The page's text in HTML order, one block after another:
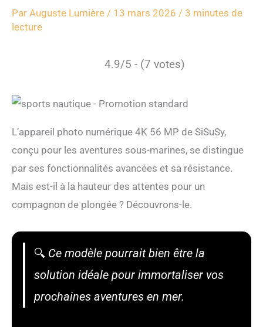
Par Auguste Lumière / 13 mars 2026 / 3 minutes de
lecture
4.9/5 - (7 votes)
L’appareil photo numérique 4K 56 MP de SiSuSy,
conçu pour les aventures sous-marines, se distingue
par ses fonctionnalités avancées et sa résistance.
Mais est-il à la hauteur des attentes pour un
compagnon de plongée ? Découvrons-le.
🔍 Ce modèle pourrait bien être la
solution idéale pour immortaliser vos
prochaines aventures en mer.